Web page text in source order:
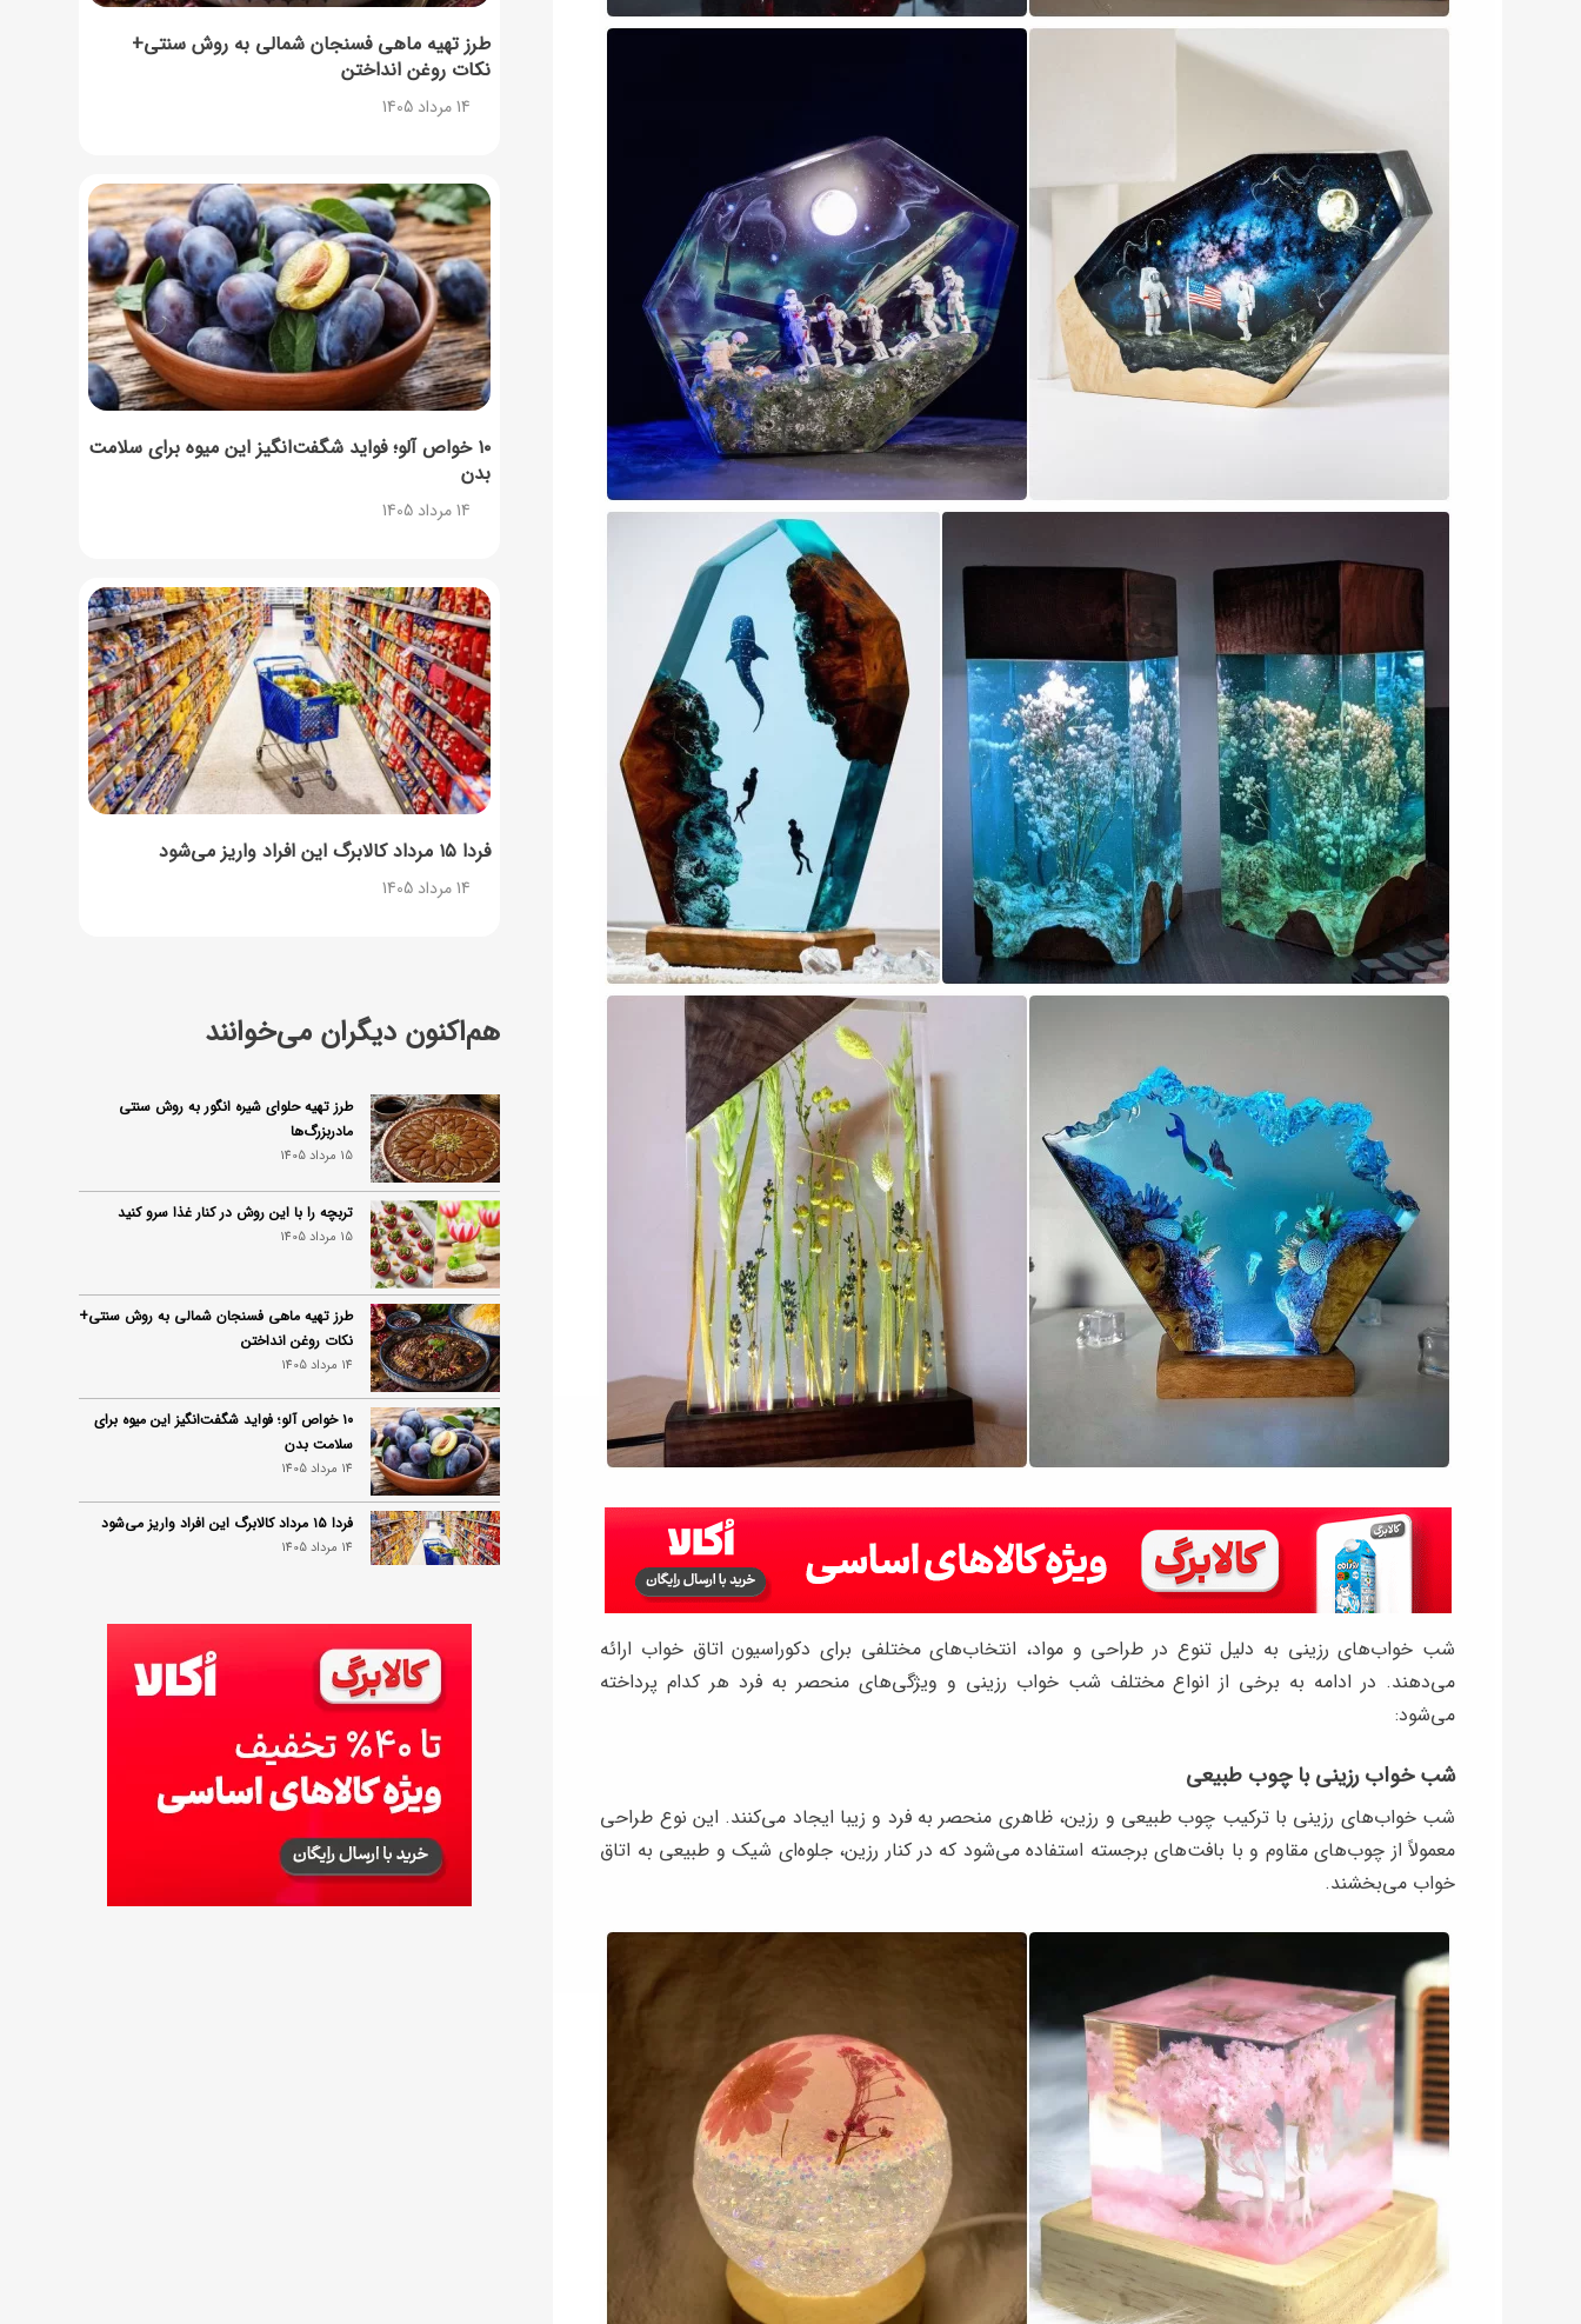
شب خواب‌های رزینی به دلیل تنوع در طراحی و مواد، انتخاب‌های مختلفی برای دکوراسیون اتاق خواب ارائه
می‌دهند. در ادامه به برخی از انواع مختلف شب خواب رزینی و ویژگی‌های منحصر به فرد هر کدام پرداخته
می‌شود:
شب خواب رزینی با چوب طبیعی
شب خواب‌های رزینی با ترکیب چوب طبیعی و رزین، ظاهری منحصر به فرد و زیبا ایجاد می‌کنند. این نوع طراحی
معمولاً از چوب‌های مقاوم و با بافت‌های برجسته استفاده می‌شود که در کنار رزین، جلوه‌ای شیک و طبیعی به اتاق
خواب می‌بخشند.
طرز تهیه ماهی فسنجان شمالی به روش سنتی+
نکات روغن انداختن
14 مرداد 1405
۱۰ خواص آلو؛ فواید شگفت‌انگیز این میوه برای سلامت
بدن
14 مرداد 1405
فردا ۱۵ مرداد کالابرگ این افراد واریز می‌شود
14 مرداد 1405
هم‌اکنون دیگران می‌خوانند
طرز تهیه حلوای شیره انگور به روش سنتی
مادربزرگ‌ها
15 مرداد 1405
تربچه را با این روش در کنار غذا سرو کنید
15 مرداد 1405
طرز تهیه ماهی فسنجان شمالی به روش سنتی+
نکات روغن انداختن
14 مرداد 1405
۱۰ خواص آلو؛ فواید شگفت‌انگیز این میوه برای
سلامت بدن
14 مرداد 1405
فردا ۱۵ مرداد کالابرگ این افراد واریز می‌شود
14 مرداد 1405
زمان شارژ کالابرگ تغییر کرد؛ جزئیات برنامه
جدید واریز اعتبار در مرداد
14 مرداد 1405
توصیه‌های مهم برای دفع انواع حشرات در خانه
14 مرداد 1405
طرز تهیه آلبالو شور خانگی؛ خوش‌رنگ و بدون
کپک
14 مرداد 1405